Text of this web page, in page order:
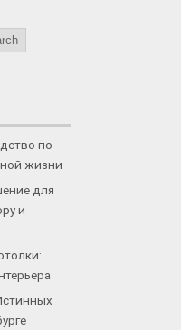
по
жизни
для
и